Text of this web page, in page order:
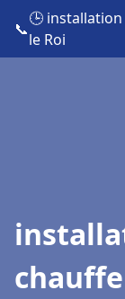
📞
🕒
le Roi